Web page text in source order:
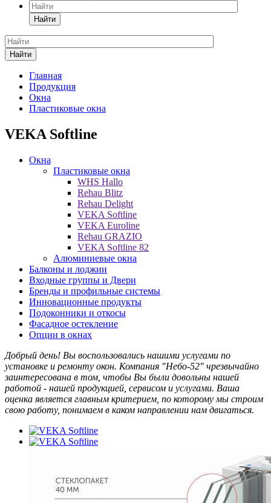
Найти
Найти
Главная
Продукция
Окна
Пластиковые окна
VEKA Softline
Окна
Пластиковые окна
WHS Нallo
Rehau Blitz
Rehau Delight
VEKA Softline
VEKA Euroline
Rehau GRAZIO
VEKA Softline 82
Алюминиевые окна
Балконы и лоджии
Входные группы и Двери
Бренды и профильные системы
Инновационные продукты
Подоконники и откосы
Фасадное остекление
Опции в окнах
Добрый день! Вы воспользовались нашими услугами по
установке и ремонту окон. Компания "Небо-52" чрезвычайно
заинтересована в том, чтобы Вы были довольны нашей
работой - нашей продукцией, сервисом и услугами. Ваша
оценка является главным критерием, по которому мы строим
свою работу, понимаем в каком направлении нам двигаться.